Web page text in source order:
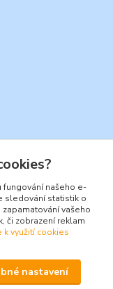
fungování našeho e-
sledování statistik o
vašeho
či zobrazení reklam
k využití cookies
nastavení